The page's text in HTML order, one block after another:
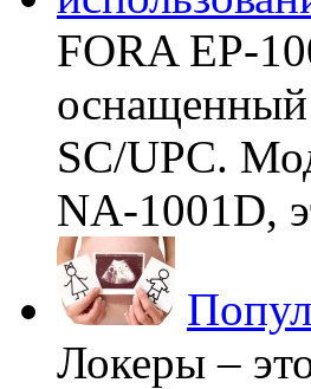
FORA EP-
SC/UPC.
NA-1001D,
Локеры –